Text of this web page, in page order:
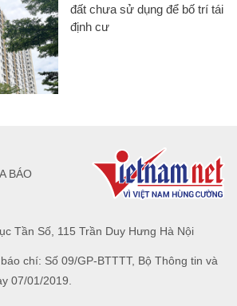
đất chưa sử dụng để bố trí tái
định cư
Tần Số, 115 Trần Duy Hưng Hà Nội
chí: Số 09/GP-BTTTT, Bộ Thông tin và
07/01/2019.
BÁO